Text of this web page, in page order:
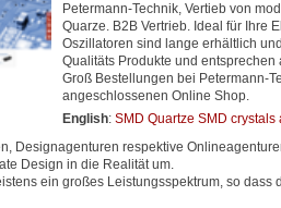
Petermann-Technik, Vertieb von
Quarze. B2B Vertrieb. Ideal für Ihre
Oszillatoren sind lange erhältlich
Qualitäts Produkte und
Groß Bestellungen bei Petermann-
angeschlossenen Online Shop.
English: SMD Quartze SMD crystals
Designagenturen respektive
Design in die Realität um.
ein großes Leistungsspektrum, so